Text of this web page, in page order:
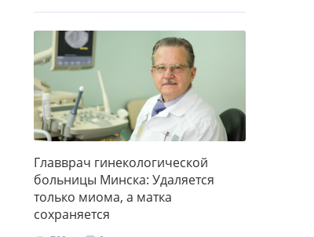
Главврач гинекологической
больницы Минска: Удаляется
только миома, а матка
сохраняется